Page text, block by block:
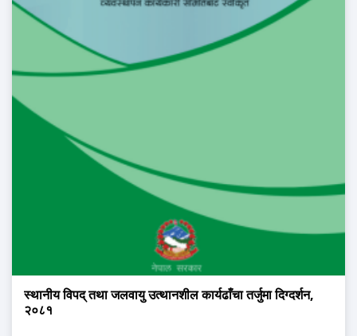
स्थानीय विपद् तथा जलवायु उत्थानशील कार्यढाँचा तर्जुमा दिग्दर्शन,
२०८१